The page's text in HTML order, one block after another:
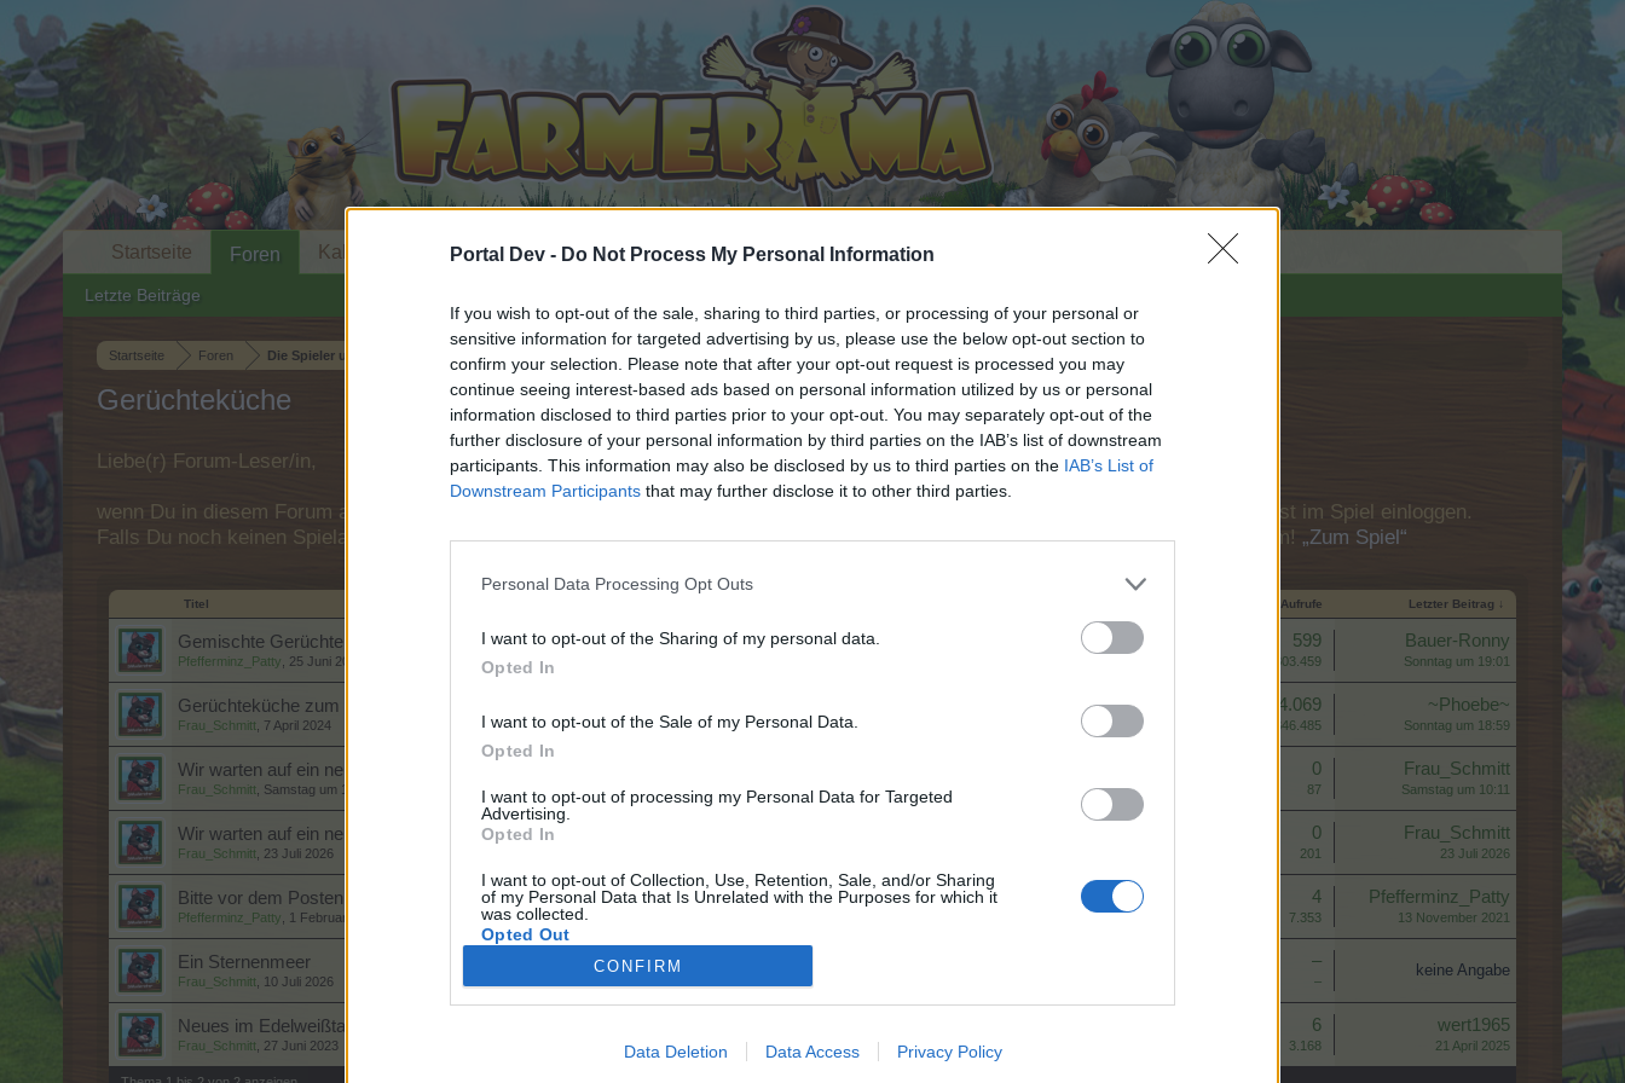
Portal Dev - Do Not Process My Personal Information
If you wish to opt-out of the sale, sharing to third parties, or processing of your personal or
sensitive information for targeted advertising by us, please use the below opt-out section to
confirm your selection. Please note that after your opt-out request is processed you may
continue seeing interest-based ads based on personal information utilized by us or personal
information disclosed to third parties prior to your opt-out. You may separately opt-out of the
further disclosure of your personal information by third parties on the IAB’s list of downstream
participants. This information may also be disclosed by us to third parties on the IAB’s List of
Downstream Participants that may further disclose it to other third parties.
Personal Data Processing Opt Outs
I want to opt-out of the Sharing of my personal data.
Opted In
I want to opt-out of the Sale of my Personal Data.
Opted In
I want to opt-out of processing my Personal Data for Targeted
Advertising.
Opted In
I want to opt-out of Collection, Use, Retention, Sale, and/or Sharing
of my Personal Data that Is Unrelated with the Purposes for which it
was collected.
Opted Out
CONFIRM
Data Deletion Data Access Privacy Policy
Startseite Foren Die Spieler und das Spiel
Gerüchteküche
Liebe(r) Forum-Leser/in,
wenn Du in diesem Forum aktiv an den Gesprächen teilnehmen oder eigene Themen starten möchtest, musst Du Dich bitte zunächst im Spiel einloggen.
Falls Du noch keinen Spielaccount besitzt, bitte registriere Dich neu. Wir freuen uns auf Deinen nächsten Besuch in unserem Forum! „Zum Spiel“
Titel Aufrufe Letzter Beitrag ↓
Gemischte Gerüchte
Pfefferminz_Patty 25 Juni 2020
599
303.459
Bauer-Ronny
Sonntag um 19:01
Gerüchteküche zum Plaudern und Spekulieren V
Frau_Schmitt 7 April 2024
4.069
346.485
~Phoebe~
Sonntag um 18:59
Wir warten auf ein neues Gerücht (1)
Frau_Schmitt Samstag um 10:11
0
87
Frau_Schmitt
Samstag um 10:11
Wir warten auf ein neues Gerücht (2)
Frau_Schmitt 23 Juli 2026
0
201
Frau_Schmitt
23 Juli 2026
Bitte vor dem Posten lesen
Pfefferminz_Patty 1 Februar 2020
4
7.353
Pfefferminz_Patty
13 November 2021
Ein Sternenmeer
Frau_Schmitt 10 Juli 2026
–
–
keine Angabe
Neues im Edelweißtal
Frau_Schmitt 27 Juni 2023
6
3.168
wert1965
21 April 2025
Startseite Foren
Letzte Beiträge
Kalender